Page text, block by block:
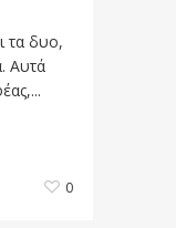
τα δυο,
Αυτά
0